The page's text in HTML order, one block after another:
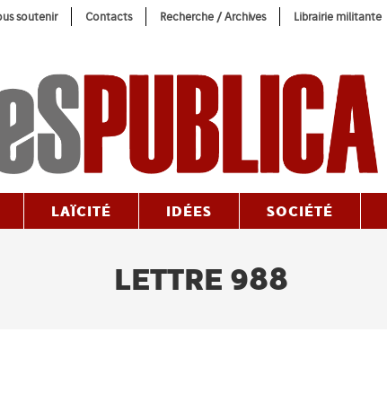
soutenir Contacts Recherche / Archives Librairie militante
LAÏCITÉ IDÉES SOCIÉTÉ
LETTRE 988